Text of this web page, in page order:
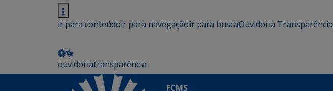
ir para conteúdoir para navegaçãoir para buscaOuvidoria Transparência
ouvidoriatransparência
FCMS